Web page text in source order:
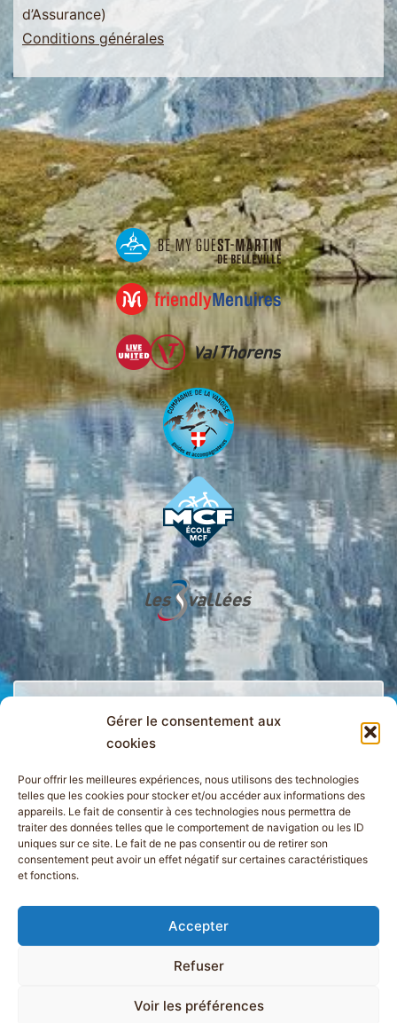
Gérer le consentement aux
cookies
Pour offrir les meilleures expériences, nous utilisons des technologies
telles que les cookies pour stocker et/ou accéder aux informations des
appareils. Le fait de consentir à ces technologies nous permettra de
traiter des données telles que le comportement de navigation ou les ID
uniques sur ce site. Le fait de ne pas consentir ou de retirer son
consentement peut avoir un effet négatif sur certaines caractéristiques
et fonctions.
Accepter
Refuser
Voir les préférences
d’Assurance)
Conditions générales
LES GUIDES
INFORMATIONS RÉGLEMENTAIRES